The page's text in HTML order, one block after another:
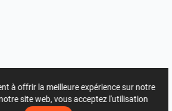
à offrir la meilleure expérience sur notre
site web, vous acceptez l'utilisation